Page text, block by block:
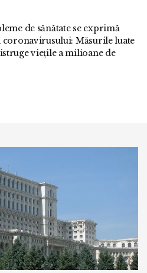
de sănătate se exprimă
Măsurile luate
viețile a milioane de